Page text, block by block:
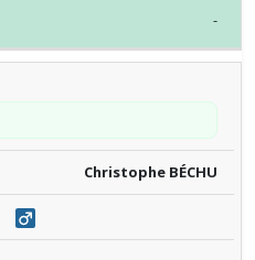
-
Christophe BÉCHU